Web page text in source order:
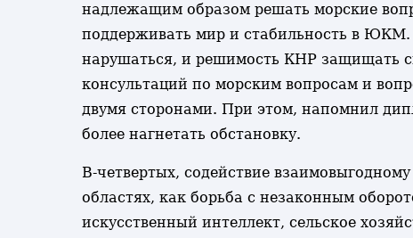
надлежащим образом решать морские
поддерживать мир и стабильность в ЮКМ.
нарушаться, и решимость КНР защищать
консультаций по морским вопросам и
двумя сторонами. При этом, напомнил
более нагнетать обстановку.
В-четвертых, содействие
областях, как борьба с незаконным
искусственный интеллект, сельское